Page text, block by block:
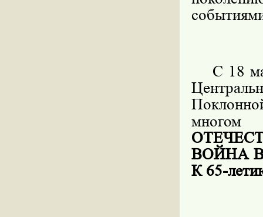
С 18
многом
ВОЙНА
К 65-